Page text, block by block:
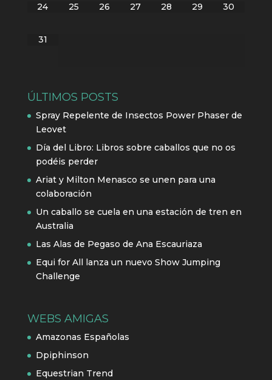
24 25 26 27 28 29 30
31
ÚLTIMOS POSTS
Spray Repelente de Insectos Power Phaser de
Leovet
Día del Libro: Libros sobre caballos que no os
podéis perder
Ariat y Milton Menasco se unen para una
colaboración
Un caballo se cuela en una estación de tren en
Australia
Las Alas de Pegaso de Ana Escauriaza
Equi for All lanza un nuevo Show Jumping
Challenge
WEBS AMIGAS
Amazonas Españolas
Dpiphinson
Equestrian Trend